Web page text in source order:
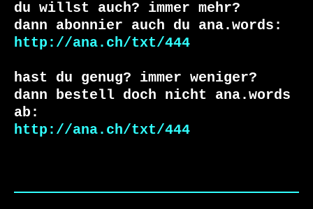
du willst auch? immer mehr?
http://ana.ch/txt/444
hast du genug? immer weniger?
dann bestell doch nicht ana.words
http://ana.ch/txt/444